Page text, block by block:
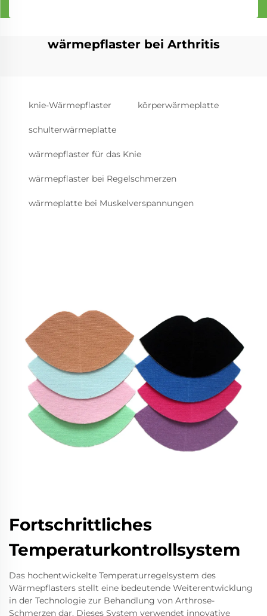
wärmepflaster bei Arthritis
knie-Wärmepflaster körperwärmeplatte
schulterwärmeplatte
wärmepflaster für das Knie
wärmepflaster bei Regelschmerzen
wärmeplatte bei Muskelverspannungen
Fortschrittliches
Temperaturkontrollsystem
Das hochentwickelte Temperaturregelsystem des
Wärmepflasters stellt eine bedeutende Weiterentwicklung
in der Technologie zur Behandlung von Arthrose-
Schmerzen dar. Dieses System verwendet innovative